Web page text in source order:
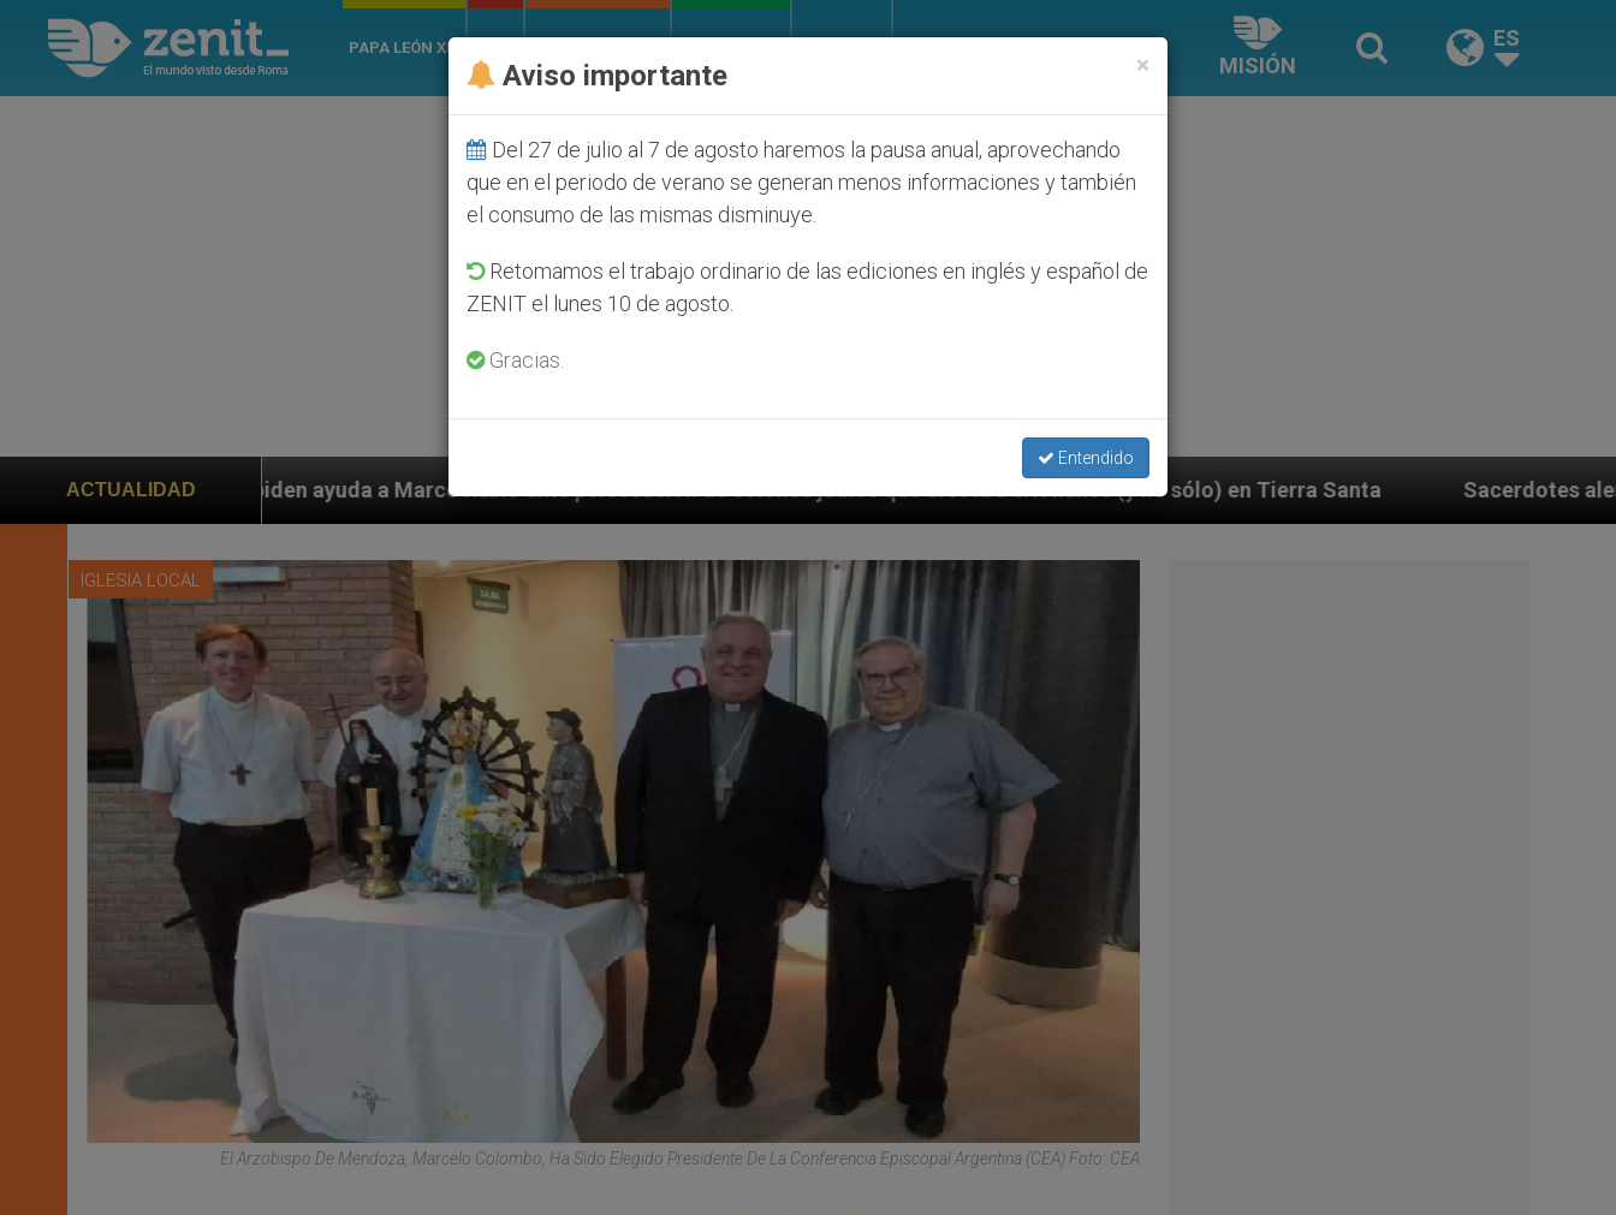
PAPA LEÓN XIV
MISIÓN
ES
ACTUALIDAD
ayuda a Marco Rubio ante persecución de colonos judíos que afecta a cristianos (y no sólo) en Tierra Santa Sacerdotes alemanes fieles al Papa
IGLESIA LOCAL
El Arzobispo De Mendoza, Marcelo Colombo, Ha Sido Elegido Presidente De La Conferencia Episcopal Argentina (CEA) Foto: CEA
×
Aviso importante
Del 27 de julio al 7 de agosto haremos la pausa anual, aprovechando
que en el periodo de verano se generan menos informaciones y también
el consumo de las mismas disminuye.
Retomamos el trabajo ordinario de las ediciones en inglés y español de
ZENIT el lunes 10 de agosto.
Gracias.
Entendido